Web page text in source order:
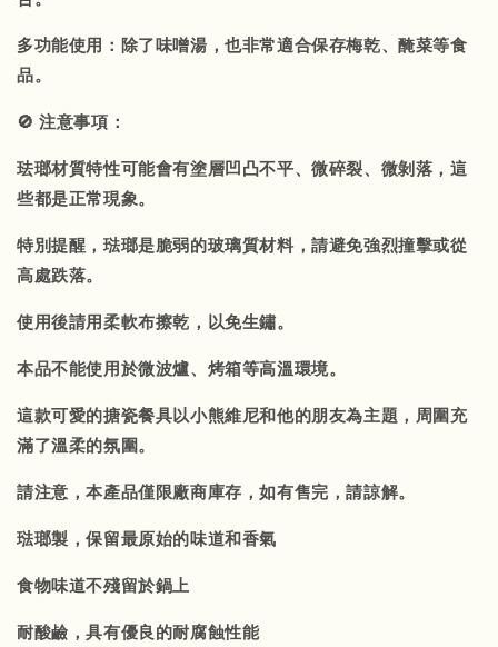
多功能使用：除了味噌湯，也非常適合保存梅乾、醃菜等食
品。
🚫 注意事項：
珐瑯材質特性可能會有塗層凹凸不平、微碎裂、微剝落，這
些都是正常現象。
特別提醒，琺瑯是脆弱的玻璃質材料，請避免強烈撞擊或從
高處跌落。
使用後請用柔軟布擦乾，以免生鏽。
本品不能使用於微波爐、烤箱等高溫環境。
這款可愛的搪瓷餐具以小熊維尼和他的朋友為主題，周圍充
滿了溫柔的氛圍。
請注意，本產品僅限廠商庫存，如有售完，請諒解。
琺瑯製，保留最原始的味道和香氣
食物味道不殘留於鍋上
耐酸鹼，具有優良的耐腐蝕性能